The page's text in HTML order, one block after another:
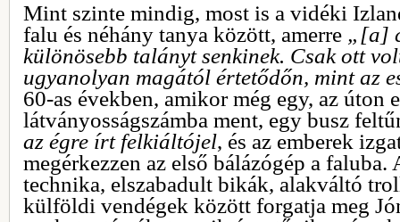
Mint szinte mindig, most is a vidéki
falu és néhány tanya között, amerre „[a]
különösebb talányt senkinek. Csak ott
ugyanolyan magától értetődőn, mint az
60-as években, amikor még egy, az úton
látványosságszámba ment, egy busz
az égre írt felkiáltójel, és az emberek
megérkezzen az első bálázógép a
technika, elszabadult bikák, alakváltó
külföldi vendégek között forgatja meg